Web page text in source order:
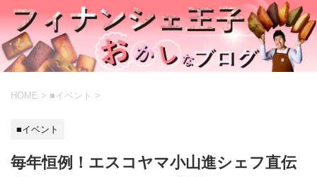
HOME > ■イベント >
■イベント
毎年恒例！エスコヤマ小山進シェフ直伝